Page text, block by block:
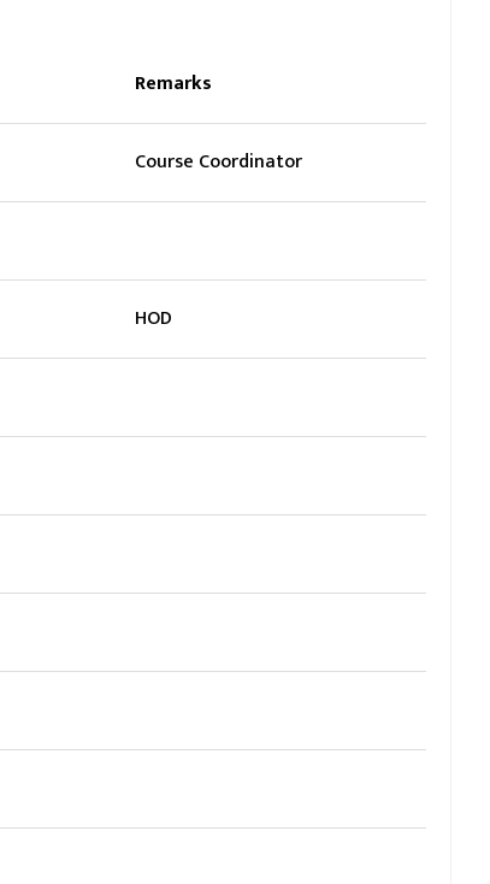
Remarks
Course Coordinator
HOD